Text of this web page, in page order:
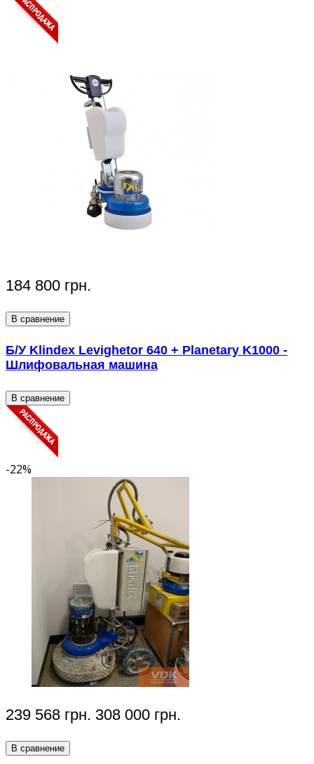
184 800 грн.
В сравнение
Б/У Klindex Levighetor 640 + Planetary K1000 -
Шлифовальная машина
В сравнение
-22%
239 568 грн. 308 000 грн.
В сравнение